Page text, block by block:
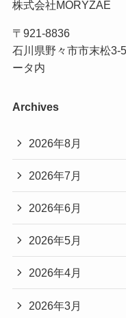
株式会社MORYZAE
〒921-8836
石川県野々市市末松
ータ内
Archives
2026年8月
2026年7月
2026年6月
2026年5月
2026年4月
2026年3月